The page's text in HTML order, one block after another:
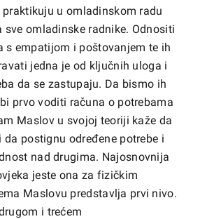
u omladinskom radu
sve omladinske radnike. Odnositi
s empatijom i poštovanjem te ih
jedna je od ključnih uloga i
da se zastupaju. Da bismo ih
prvo voditi računa o potrebama
Maslov u svojoj teoriji kaže da
postignu određene potrebe i
nad drugima. Najosnovnija
jeste ona za fizičkim
Maslovu predstavlja prvi nivo.
i trećem